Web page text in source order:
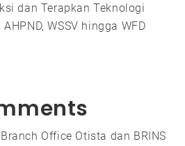
dan Terapkan Teknologi
WSSV hingga WFD
Branch Office Otista dan BRINS